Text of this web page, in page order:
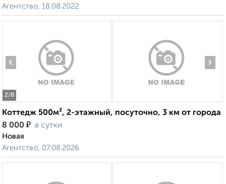
Агентство, 18.08.2022
2/8
‹ ›
Коттедж 500м², 2-этажный, посуточно, 3 км от города
8 000 ₽ в сутки
Новая
Агентство, 07.08.2026